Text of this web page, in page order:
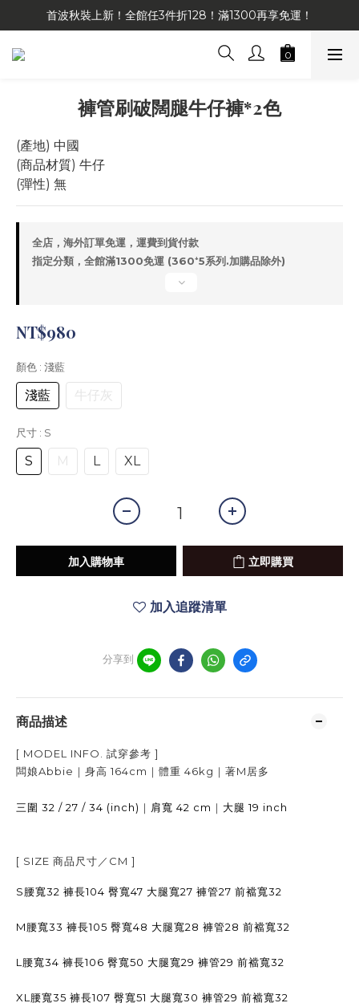
首波秋裝上新！全館任3件折128！滿1300再享免運！
褲管刷破闊腿牛仔褲*2色
(產地) 中國
(商品材質) 牛仔
(彈性) 無
全店，海外訂單免運，運費到貨付款
指定分類，全館滿1300免運 (360⁺5系列.加購品除外)
NT$980
顏色 : 淺藍
淺藍 牛仔灰
尺寸 : S
S M L XL
加入購物車 立即購買
加入追蹤清單
分享到
商品描述
[ MODEL INFO. 試穿參考 ]
闆娘Abbie｜身高 164cm ｜體重 46kg ｜著M居多
三圍 32 / 27 / 34 (inch) ｜ 肩寬 42 cm ｜ 大腿 19 inch
[ SIZE 商品尺寸／ CM ]
S腰寬32 褲長104 臀寬47 大腿寬27 褲管27 前襠寬32
M腰寬33 褲長105 臀寬48 大腿寬28 褲管28 前襠寬32
L腰寬34 褲長106 臀寬50 大腿寬29 褲管29 前襠寬32
XL腰寬35 褲長107 臀寬51 大腿寬30 褲管29 前襠寬32